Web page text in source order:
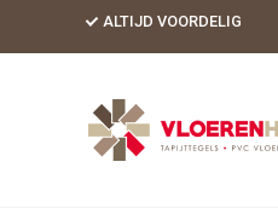
ALTIJD VOORDELIG